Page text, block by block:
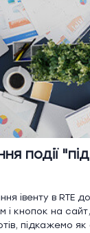
події
івенту в RTE
і кнопок на
підкажемо